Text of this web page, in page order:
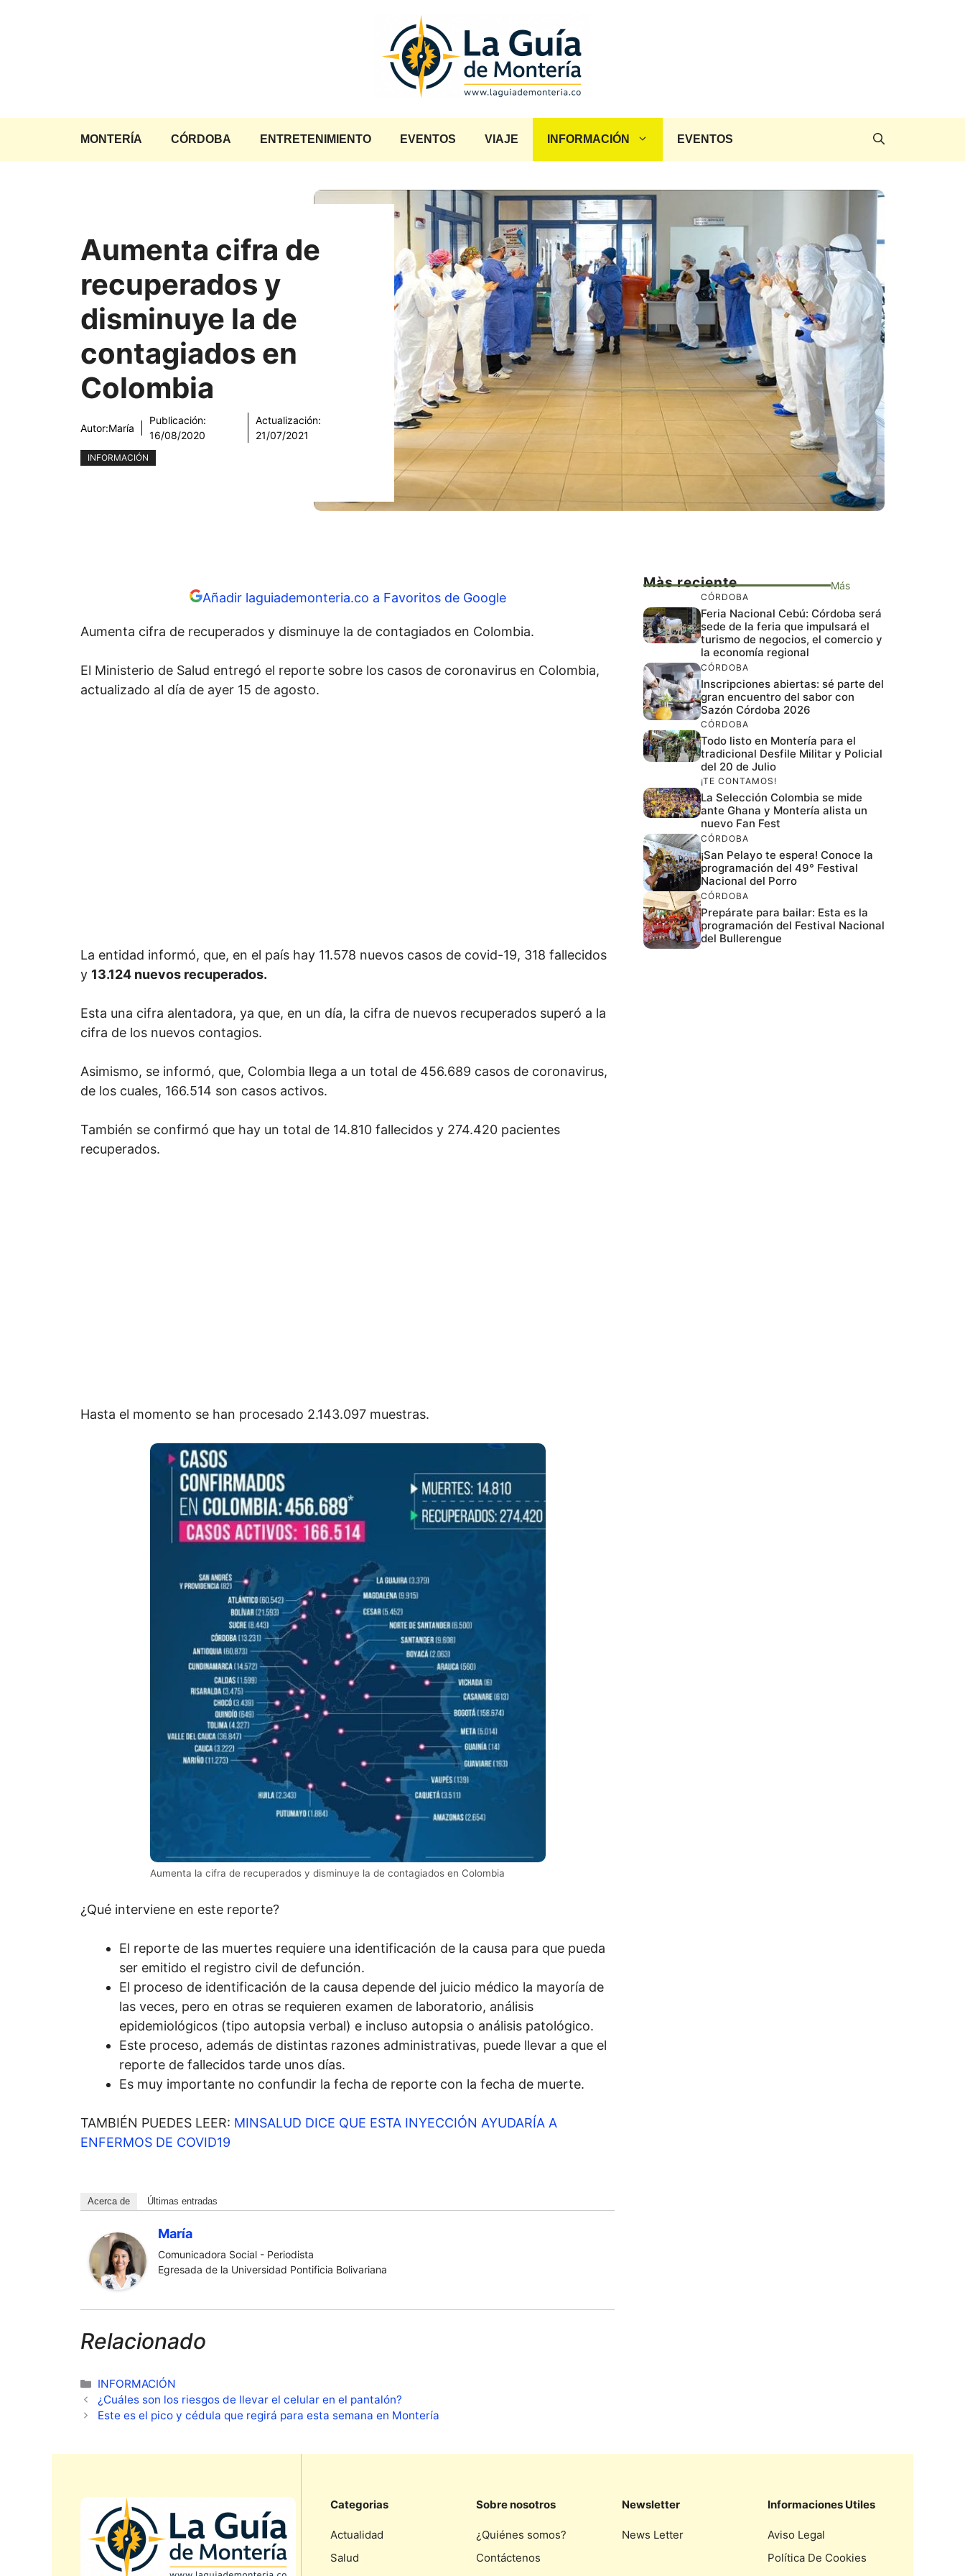
MONTERÍA CÓRDOBA ENTRETENIMIENTO EVENTOS VIAJE INFORMACIÓN EVENTOS
Aumenta cifra de
recuperados y
disminuye la de
contagiados en
Colombia
Autor:María
Publicación:
16/08/2020
Actualización:
21/07/2021
INFORMACIÓN
Añadir laguiademonteria.co a Favoritos de Google
Aumenta cifra de recuperados y disminuye la de contagiados en Colombia.
El Ministerio de Salud entregó el reporte sobre los casos de coronavirus en Colombia,
actualizado al día de ayer 15 de agosto.
La entidad informó, que, en el país hay 11.578 nuevos casos de covid-19, 318 fallecidos
y 13.124 nuevos recuperados.
Esta una cifra alentadora, ya que, en un día, la cifra de nuevos recuperados superó a la
cifra de los nuevos contagios.
Asimismo, se informó, que, Colombia llega a un total de 456.689 casos de coronavirus,
de los cuales, 166.514 son casos activos.
También se confirmó que hay un total de 14.810 fallecidos y 274.420 pacientes
recuperados.
Hasta el momento se han procesado 2.143.097 muestras.
Aumenta la cifra de recuperados y disminuye la de contagiados en Colombia
¿Qué interviene en este reporte?
El reporte de las muertes requiere una identificación de la causa para que pueda
ser emitido el registro civil de defunción.
El proceso de identificación de la causa depende del juicio médico la mayoría de
las veces, pero en otras se requieren examen de laboratorio, análisis
epidemiológicos (tipo autopsia verbal) e incluso autopsia o análisis patológico.
Este proceso, además de distintas razones administrativas, puede llevar a que el
reporte de fallecidos tarde unos días.
Es muy importante no confundir la fecha de reporte con la fecha de muerte.
TAMBIÉN PUEDES LEER: MINSALUD DICE QUE ESTA INYECCIÓN AYUDARÍA A
ENFERMOS DE COVID19
Acerca de Últimas entradas
María
Comunicadora Social - Periodista
Egresada de la Universidad Pontificia Bolivariana
Relacionado
Categorías
INFORMACIÓN
¿Cuáles son los riesgos de llevar el celular en el pantalón?
Este es el pico y cédula que regirá para esta semana en Montería
Màs reciente Más
CÓRDOBA
Feria Nacional Cebú: Córdoba será
sede de la feria que impulsará el
turismo de negocios, el comercio y
la economía regional
CÓRDOBA
Inscripciones abiertas: sé parte del
gran encuentro del sabor con
Sazón Córdoba 2026
CÓRDOBA
Todo listo en Montería para el
tradicional Desfile Militar y Policial
del 20 de Julio
¡TE CONTAMOS!
La Selección Colombia se mide
ante Ghana y Montería alista un
nuevo Fan Fest
CÓRDOBA
¡San Pelayo te espera! Conoce la
programación del 49° Festival
Nacional del Porro
CÓRDOBA
Prepárate para bailar: Esta es la
programación del Festival Nacional
del Bullerengue
Categorias
Actualidad
Salud
Sobre nosotros
¿Quiénes somos?
Contáctenos
Newsletter
News Letter
Informaciones Utiles
Aviso Legal
Política De Cookies